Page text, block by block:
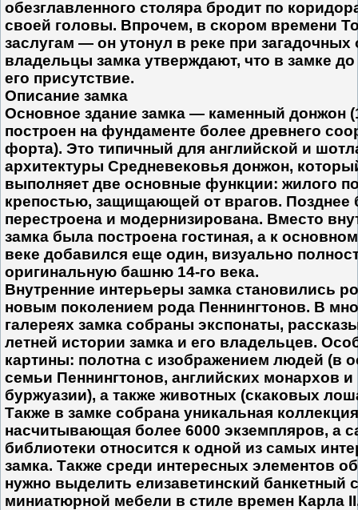
обезглавленного столяра бродит по
своей головы. Впрочем, в скором времени
заслугам — он утонул в реке при загадочных
владельцы замка утверждают, что в замке
его присутствие.
Описание замка
Основное здание замка — каменный донжон
построен на фундаменте более древнего
форта). Это типичный для английской и
архитектуры Средневековья донжон,
выполняет две основные функции: жилого
крепостью, защищающей от врагов.
перестроена и модернизирована. Вместо
замка была построена гостиная, а к
веке добавился еще один, визуально
оригинальную башню 14-го века.
Внутренние интерьеры замка становились
новым поколением рода Пеннингтонов. В
галереях замка собраны экспонаты,
летней истории замка и его владельцев.
картины: полотна с изображением людей (в
семьи Пеннингтонов, английских монархов и
буржуазии), а также животных (скаковых
Также в замке собрана уникальная коллекция
насчитывающая более 6000 экземпляров, а
библиотеки относится к одной из самых
замка. Также среди интересных элементов
нужно выделить елизаветинский банкетный
миниатюрной мебели в стиле времен Карла